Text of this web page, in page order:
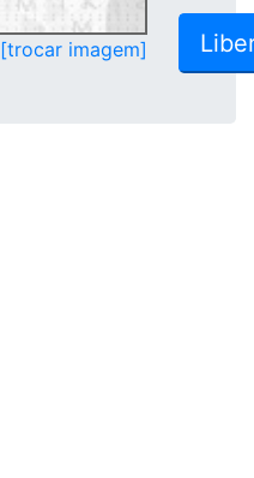
[trocar imagem]